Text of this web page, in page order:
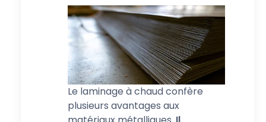
Le laminage à chaud confère
plusieurs avantages aux